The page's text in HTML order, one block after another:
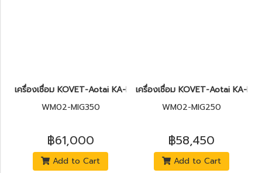
เครื่องเชื่อม KOVET-Aotai KA-MIG350 (3Phase) พร้อมเครื่องฝีดล
WM02-MIG350
฿61,000
Add to Cart
เครื่องเชื่อม KOVET-Aotai KA-
WM02-MIG250
฿58,450
Add to Cart